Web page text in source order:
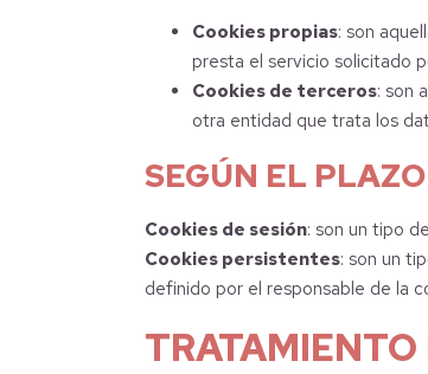
Cookies propias: son
presta el servicio solicitado
Cookies de terceros: son
otra entidad que trata los
SEGÚN EL
Cookies de sesión: son un tipo
Cookies persistentes: son un
definido por el responsable de la
TRATAMIENTO